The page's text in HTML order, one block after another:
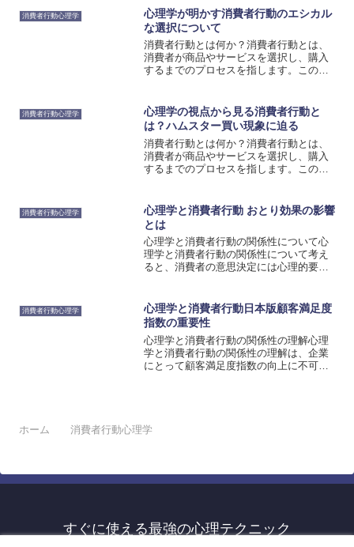
響を受けるため、これらの要素を理解す
ることは、成功したマーケ...
消費者行動心理学
心理学が明かす消費者行動のエシカル
な選択について
消費者行動とは何か？消費者行動とは、
消費者が商品やサービスを選択し、購入
するまでのプロセスを指します。この行
構成されています。消費者行動は、心理
学の理論やモデルを用いて分...
消費者行動心理学
心理学の視点から見る消費者行動と
は？ハムスター買い現象に迫る
消費者行動とは何か？消費者行動とは、
消費者が商品やサービスを選択し、購入
するまでのプロセスを指します。この行
理学の視点から見ると、消費者行動は購
買意欲や意思決定に影響を...
消費者行動心理学
心理学と消費者行動 おとり効果の影響
とは
心理学と消費者行動の関係性について心
理学と消費者行動の関係性について考え
ると、消費者の意思決定には心理的要素
に、自分自身の欲求や価値観、感情など
を考慮して判断を下します。そ...
消費者行動心理学
心理学と消費者行動日本版顧客満足度
指数の重要性
心理学と消費者行動の関係性の理解心理
学と消費者行動の関係性の理解は、企業
にとって顧客満足度指数の向上に不可欠
ホーム
消費者行動心理学
すぐに使える最強の心理テクニック